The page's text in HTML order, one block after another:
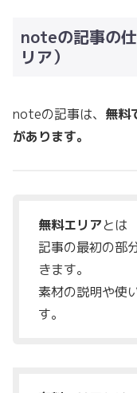
noteの記事の
リア）
noteの記事は、 無料
があります。
無料エリアとは
記事の最初の部
きます。
素材の説明や使
す。